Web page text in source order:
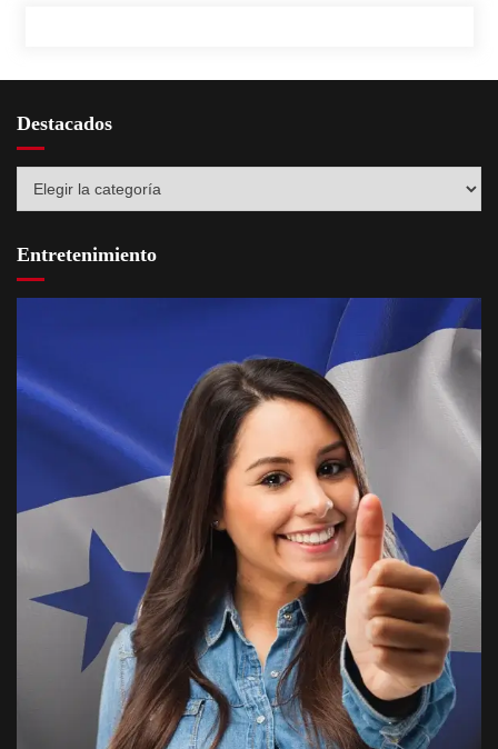
Destacados
Entretenimiento